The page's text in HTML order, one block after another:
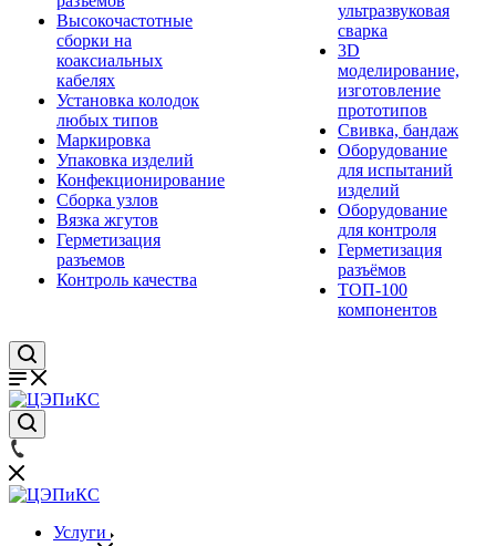
Высокочастотные
сборки на
коаксиальных
кабелях
Установка колодок
любых типов
Маркировка
Упаковка изделий
Конфекционирование
Сборка узлов
Вязка жгутов
Герметизация
разъемов
Контроль качества
ультразвуковая
сварка
3D
моделирование,
изготовление
прототипов
Свивка, бандаж
Оборудование
для испытаний
изделий
Оборудование
для контроля
Герметизация
разъёмов
ТОП-100
компонентов
Услуги